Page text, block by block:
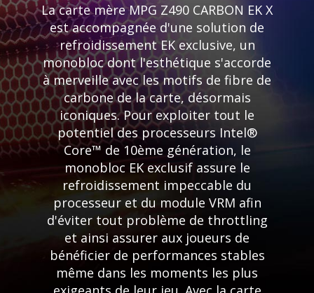
La carte mère MPG Z490 CARBON EK X
est accompagnée d'une solution de
refroidissement EK exclusive, un
monobloc dont l'esthétique s'accorde
à merveille avec les motifs de fibre de
carbone de la carte, désormais
iconiques. Pour exploiter tout le
potentiel des processeurs Intel®
Core™ de 10ème génération, le
monobloc EK exclusif assure le
refroidissement impeccable du
processeur et du module VRM afin
d'éviter tout problème de throttling
et ainsi assurer aux joueurs de
bénéficier de performances stables
même dans les moments les plus